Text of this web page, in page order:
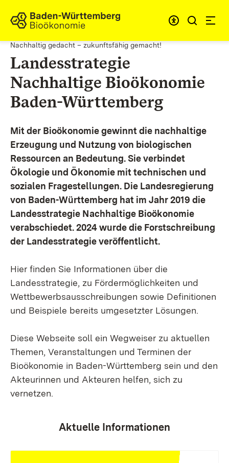
Zum Inhalt springen
Link zur Startseite
Nachhaltig gedacht – zukunftsfähig gemacht!
Landesstrategie
Nachhaltige Bioökonomie
Baden-Württemberg
Mit der Bioökonomie gewinnt die nachhaltige
Erzeugung und Nutzung von biologischen
Ressourcen an Bedeutung. Sie verbindet
Ökologie und Ökonomie mit technischen und
sozialen Fragestellungen. Die Landesregierung
von Baden-Württemberg hat im Jahr 2019 die
Landesstrategie Nachhaltige Bioökonomie
verabschiedet. 2024 wurde die Forstschreibung
der Landesstrategie veröffentlicht.
Hier finden Sie Informationen über die
Landesstrategie, zu Fördermöglichkeiten und
Wettbewerbsausschreibungen sowie Definitionen
und Beispiele bereits umgesetzter Lösungen.
Diese Webseite soll ein Wegweiser zu aktuellen
Themen, Veranstaltungen und Terminen der
Bioökonomie in Baden-Württemberg sein und den
Akteurinnen und Akteuren helfen, sich zu
vernetzen.
Aktuelle Informationen